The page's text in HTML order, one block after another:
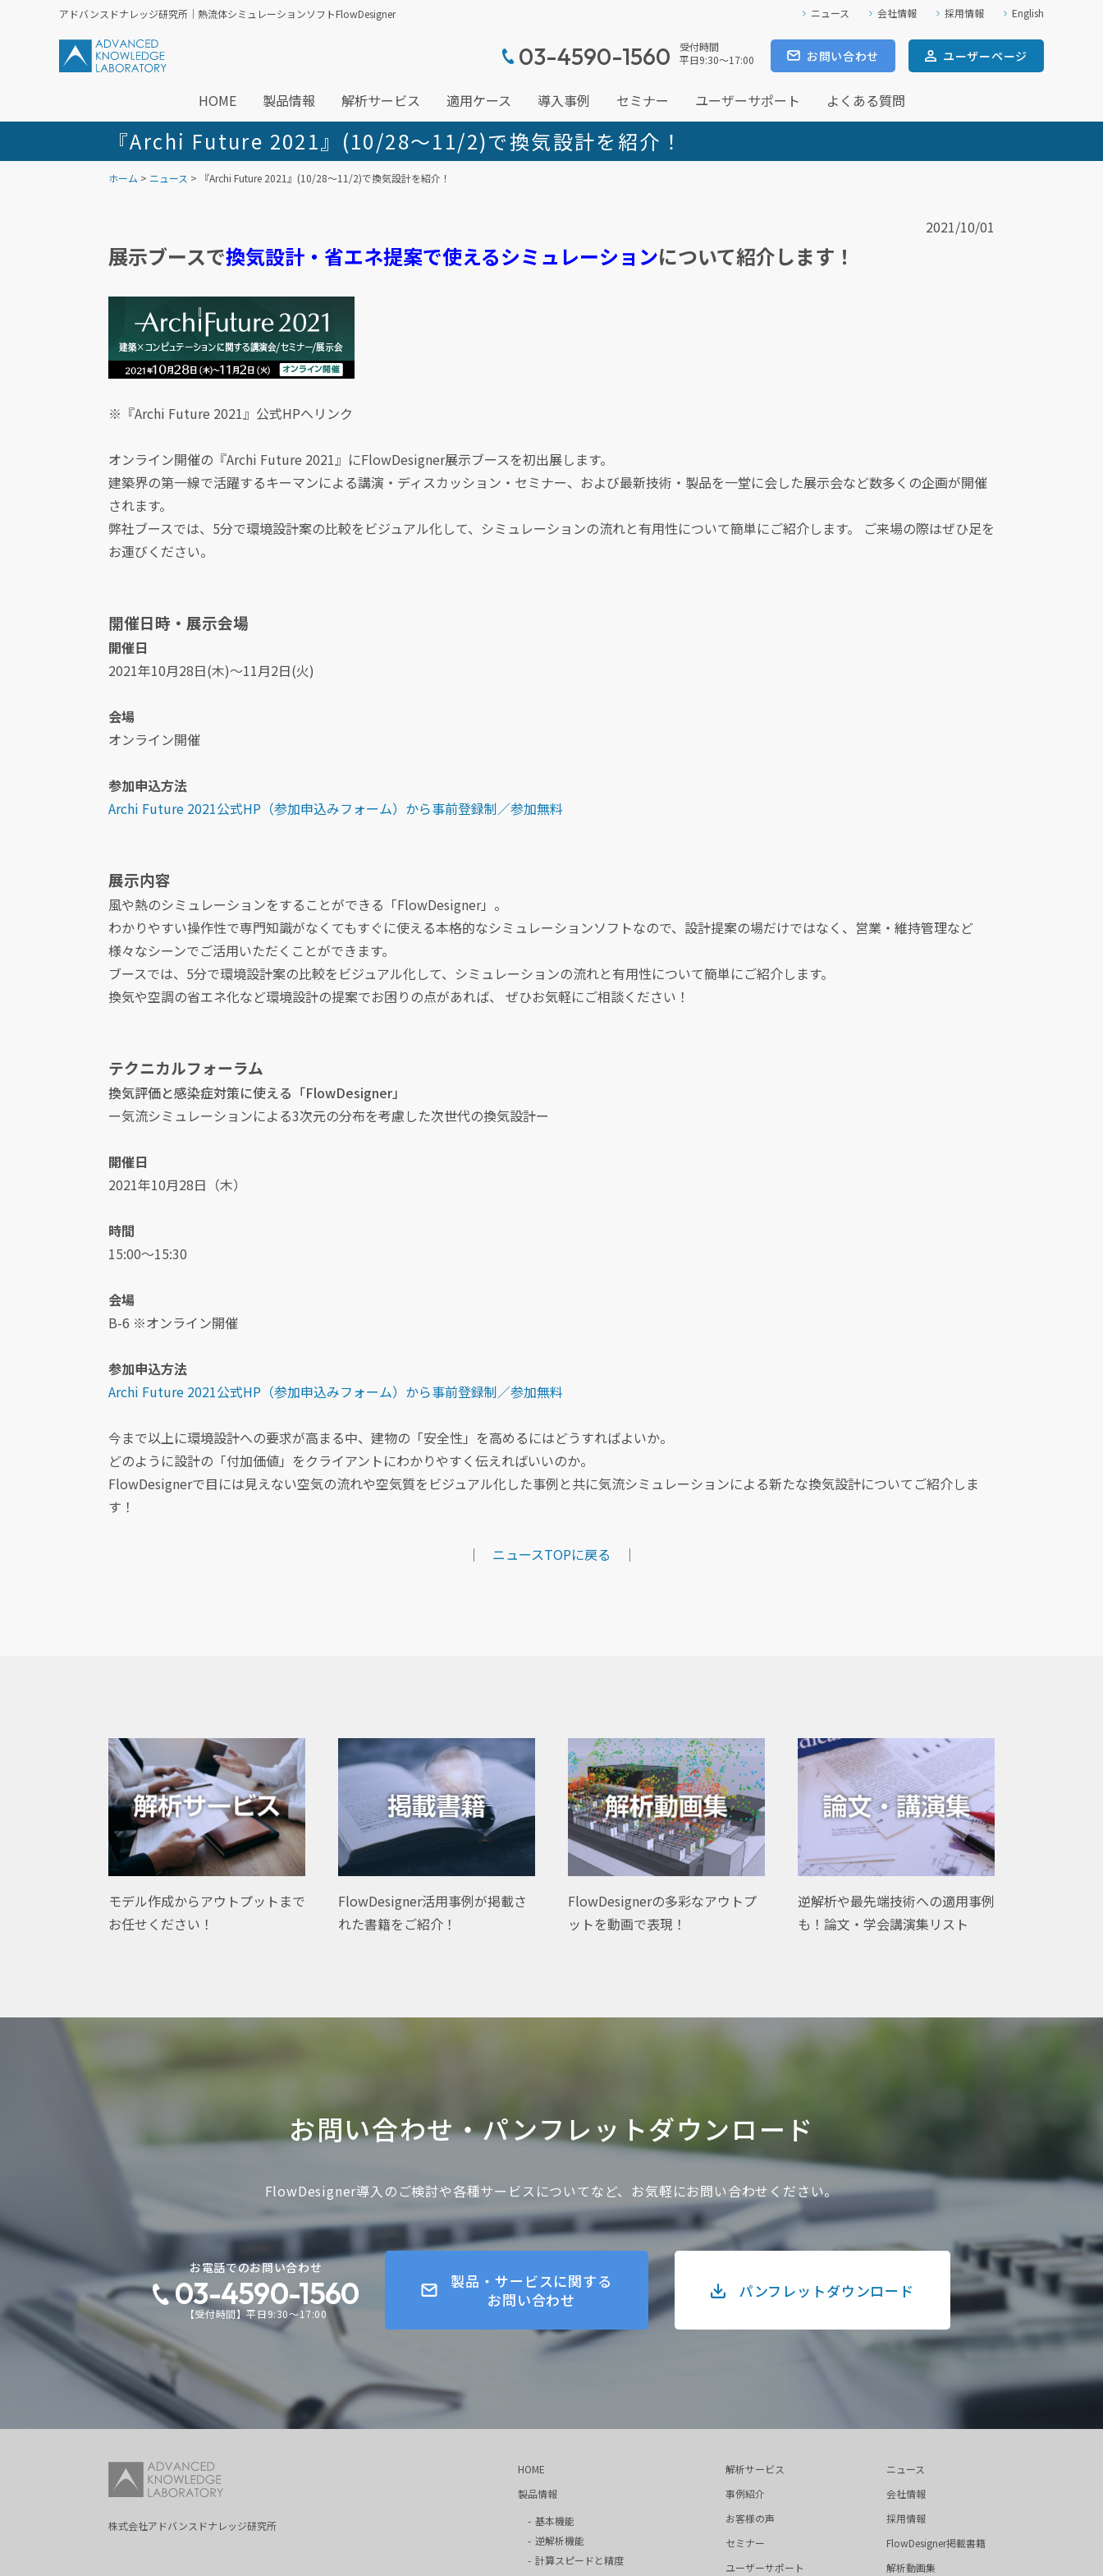
アドバンスドナレッジ研究所｜熱流体シミュレーションソフトFlowDesigner
03-4590-1560
受付時間
平日9:30～17:00
お問い合わせ ユーザーページ
HOME 製品情報 解析サービス 適用ケース 導入事例 セミナー ユーザーサポート よくある質問
ニュース 会社情報 採用情報 English
『Archi Future 2021』(10/28～11/2)で換気設計を紹介！
ホーム > ニュース > 『Archi Future 2021』(10/28～11/2)で換気設計を紹介！
2021/10/01
展示ブースで換気設計・省エネ提案で使えるシミュレーションについて紹介します！
※『Archi Future 2021』公式HPへリンク
オンライン開催の『Archi Future 2021』にFlowDesigner展示ブースを初出展します。
建築界の第一線で活躍するキーマンによる講演・ディスカッション・セミナー、および最新技術・製品を一堂に会した展示会など数多くの企画が開催
されます。
弊社ブースでは、5分で環境設計案の比較をビジュアル化して、シミュレーションの流れと有用性について簡単にご紹介します。 ご来場の際はぜひ足を
お運びください。
開催日時・展示会場
開催日
2021年10月28日(木)～11月2日(火)
会場
オンライン開催
参加申込方法
Archi Future 2021公式HP（参加申込みフォーム）から事前登録制／参加無料
展示内容
風や熱のシミュレーションをすることができる「FlowDesigner」。
わかりやすい操作性で専門知識がなくてもすぐに使える本格的なシミュレーションソフトなので、設計提案の場だけではなく、営業・維持管理など
様々なシーンでご活用いただくことができます。
ブースでは、5分で環境設計案の比較をビジュアル化して、シミュレーションの流れと有用性について簡単にご紹介します。
換気や空調の省エネ化など環境設計の提案でお困りの点があれば、 ぜひお気軽にご相談ください！
テクニカルフォーラム
換気評価と感染症対策に使える「FlowDesigner」
ー気流シミュレーションによる3次元の分布を考慮した次世代の換気設計ー
開催日
2021年10月28日（木）
時間
15:00～15:30
会場
B-6 ※オンライン開催
参加申込方法
Archi Future 2021公式HP（参加申込みフォーム）から事前登録制／参加無料
今まで以上に環境設計への要求が高まる中、建物の「安全性」を高めるにはどうすればよいか。
どのように設計の「付加価値」をクライアントにわかりやすく伝えればいいのか。
FlowDesignerで目には見えない空気の流れや空気質をビジュアル化した事例と共に気流シミュレーションによる新たな換気設計についてご紹介しま
す！
｜ ニュースTOPに戻る ｜
モデル作成からアウトプットまで
お任せください！
FlowDesigner活用事例が掲載さ
れた書籍をご紹介！
FlowDesignerの多彩なアウトプ
ットを動画で表現！
逆解析や最先端技術への適用事例
も！論文・学会講演集リスト
お問い合わせ・パンフレットダウンロード
FlowDesigner導入のご検討や各種サービスについてなど、お気軽にお問い合わせください。
お電話でのお問い合わせ
03-4590-1560
【受付時間】平日9:30～17:00
製品・サービスに関する
お問い合わせ
パンフレットダウンロード
株式会社アドバンスドナレッジ研究所
HOME
製品情報
基本機能
逆解析機能
計算スピードと精度
解析サービス
事例紹介
お客様の声
セミナー
ユーザーサポート
ニュース
会社情報
採用情報
FlowDesigner掲載書籍
解析動画集